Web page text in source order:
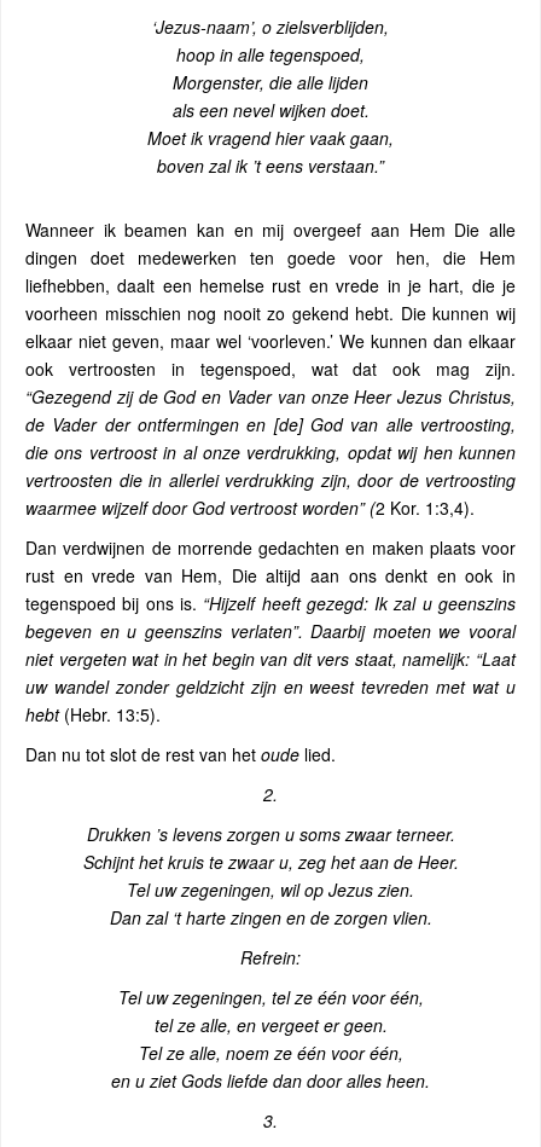
‘Jezus-naam’, o zielsverblijden,
hoop in alle tegenspoed,
Morgenster, die alle lijden
als een nevel wijken doet.
Moet ik vragend hier vaak gaan,
boven zal ik ’t eens verstaan.”
Wanneer ik beamen kan en mij overgeef aan Hem Die alle
dingen doet medewerken ten goede voor hen, die Hem
liefhebben, daalt een hemelse rust en vrede in je hart, die je
voorheen misschien nog nooit zo gekend hebt. Die kunnen wij
elkaar niet geven, maar wel ‘voorleven.’ We kunnen dan elkaar
ook vertroosten in tegenspoed, wat dat ook mag zijn.
“Gezegend zij de God en Vader van onze Heer Jezus Christus,
de Vader der ontfermingen en [de] God van alle vertroosting,
die ons vertroost in al onze verdrukking, opdat wij hen kunnen
vertroosten die in allerlei verdrukking zijn, door de vertroosting
waarmee wijzelf door God vertroost worden” (2 Kor. 1:3,4).
Dan verdwijnen de morrende gedachten en maken plaats voor
rust en vrede van Hem, Die altijd aan ons denkt en ook in
tegenspoed bij ons is. “Hijzelf heeft gezegd: Ik zal u geenszins
begeven en u geenszins verlaten”. Daarbij moeten we vooral
niet vergeten wat in het begin van dit vers staat, namelijk: “Laat
uw wandel zonder geldzicht zijn en weest tevreden met wat u
hebt (Hebr. 13:5).
Dan nu tot slot de rest van het oude lied.
2.
Drukken ’s levens zorgen u soms zwaar terneer.
Schijnt het kruis te zwaar u, zeg het aan de Heer.
Tel uw zegeningen, wil op Jezus zien.
Dan zal ‘t harte zingen en de zorgen vlien.
Refrein:
Tel uw zegeningen, tel ze één voor één,
tel ze alle, en vergeet er geen.
Tel ze alle, noem ze één voor één,
en u ziet Gods liefde dan door alles heen.
3.